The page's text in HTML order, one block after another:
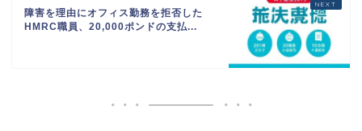
障害を理由にオフィス勤務を拒否した
HMRC職員、20,000ポンドの支払...